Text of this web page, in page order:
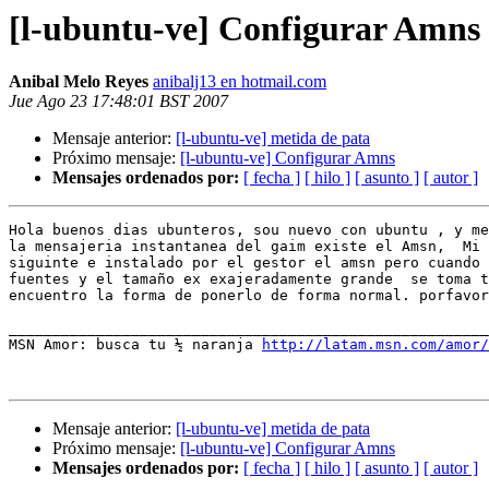
[l-ubuntu-ve] Configurar Amns
Anibal Melo Reyes anibalj13 en hotmail.com
Jue Ago 23 17:48:01 BST 2007
Mensaje anterior: [l-ubuntu-ve] metida de pata
Próximo mensaje: [l-ubuntu-ve] Configurar Amns
Mensajes ordenados por: [ fecha ] [ hilo ] [ asunto ] [ autor ]
Hola buenos dias ubunteros, sou nuevo con ubuntu , y
la mensajeria instantanea del gaim existe el Amsn,
siguinte e instalado por el gestor el amsn pero
fuentes y el tamaño ex exajeradamente grande  se
encuentro la forma de ponerlo de forma normal. porfavor
MSN Amor: busca tu ½ naranja
http://latam.msn.com/amor/
Mensaje anterior: [l-ubuntu-ve] metida de pata
Próximo mensaje: [l-ubuntu-ve] Configurar Amns
Mensajes ordenados por: [ fecha ] [ hilo ] [ asunto ] [ autor ]